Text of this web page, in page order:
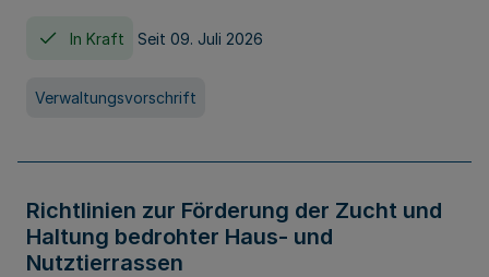
In Kraft Seit 09. Juli 2026
Verwaltungsvorschrift
Richtlinien zur Förderung der Zucht und
Haltung bedrohter Haus- und
Nutztierrassen